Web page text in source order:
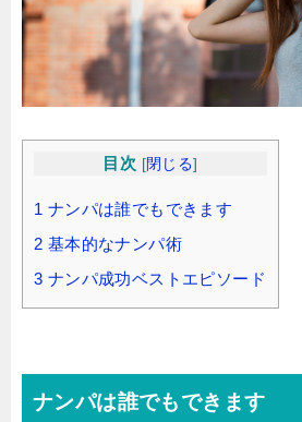
目次 [閉じる]
1 ナンパは誰でもできます
2 基本的なナンパ術
3 ナンパ成功ベストエピソード
ナンパは誰でもできます